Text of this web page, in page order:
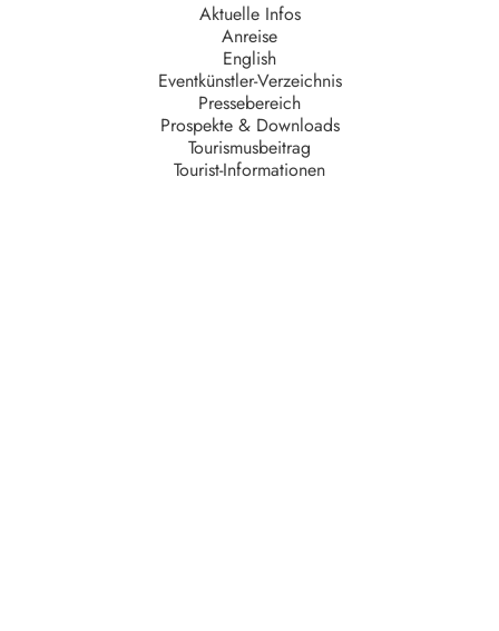
Aktuelle Infos
Anreise
English
Eventkünstler-Verzeichnis
Pressebereich
Prospekte & Downloads
Tourismusbeitrag
Tourist-Informationen